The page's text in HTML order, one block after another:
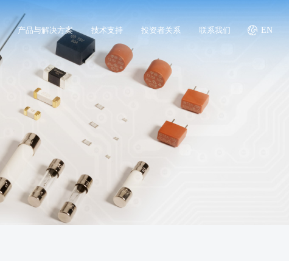
EN
产品与解决方案 技术支持 投资者关系 联系我们